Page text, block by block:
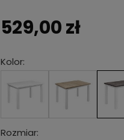
529,00 zł
Kolor:
Rozmiar: